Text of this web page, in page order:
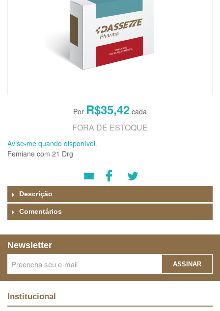
R$35,42
FORA DE ESTOQUE
Avise-me quando disponível.
Femiane com 21 Drg
Descrição
Comentários
Newsletter
ASSINAR
Institucional